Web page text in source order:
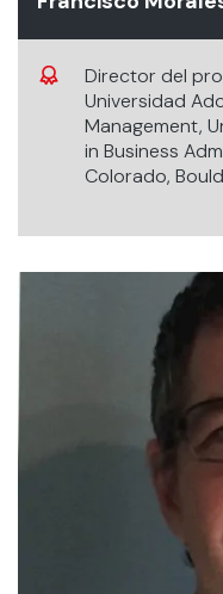
Director del
Universidad
Management,
in Business
Colorado,